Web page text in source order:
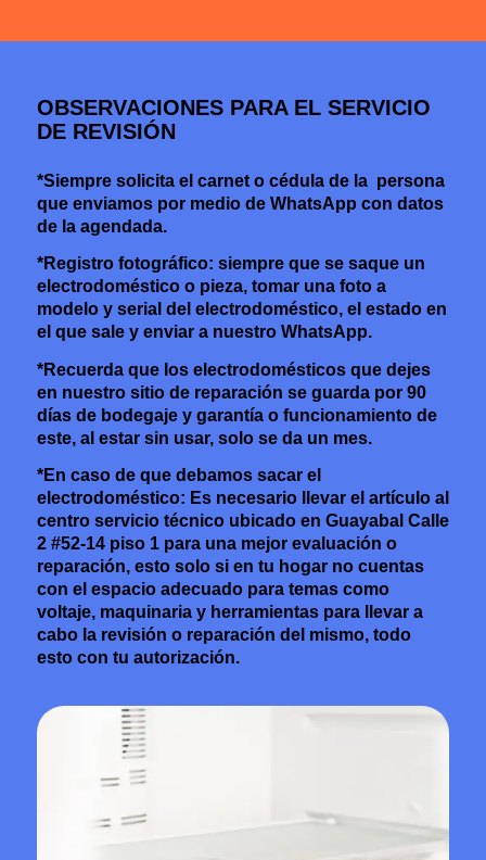
OBSERVACIONES PARA EL SERVICIO
DE REVISIÓN
*Siempre solicita el carnet o cédula de la persona
que enviamos por medio de WhatsApp con datos
de la agendada.
*Registro fotográfico: siempre que se saque un
electrodoméstico o pieza, tomar una foto a
modelo y serial del electrodoméstico, el estado en
el que sale y enviar a nuestro WhatsApp.
*Recuerda que los electrodomésticos que dejes
en nuestro sitio de reparación se guarda por 90
días de bodegaje y garantía o funcionamiento de
este, al estar sin usar, solo se da un mes.
*En caso de que debamos sacar el
electrodoméstico: Es necesario llevar el artículo al
centro servicio técnico ubicado en Guayabal Calle
2 #52-14 piso 1 para una mejor evaluación o
reparación, esto solo si en tu hogar no cuentas
con el espacio adecuado para temas como
voltaje, maquinaria y herramientas para llevar a
cabo la revisión o reparación del mismo, todo
esto con tu autorización.